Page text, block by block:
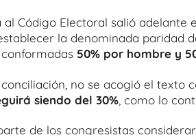
al Código Electoral salió adelante
la denominada paridad
50% por hombre y
no se acogió el texto
siendo del 30% , como lo
de los congresistas